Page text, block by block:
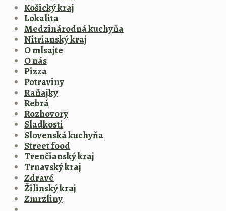
Košický kraj
Lokalita
Medzinárodná kuchyňa
Nitrianský kraj
O mlsajte
O nás
Pizza
Potraviny
Raňajky
Rebrá
Rozhovory
Sladkosti
Slovenská kuchyňa
Street food
Trenčianský kraj
Trnavský kraj
Zdravé
Žilinský kraj
Zmrzliny